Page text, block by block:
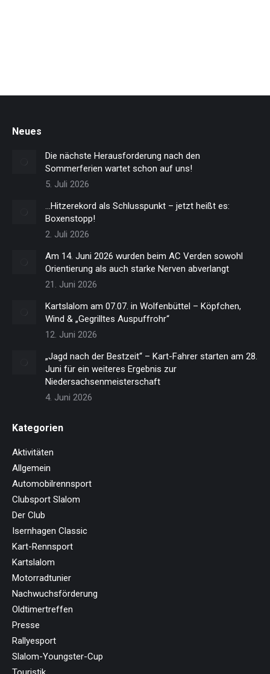
Neues
Die nächste Herausforderung nach den
Sommerferien wartet schon auf uns!
5. Juli 2026
…Hitzerekord als Schlusspunkt – jetzt heißt es:
Boxenstopp!
2. Juli 2026
Am 14. Juni 2026 wurden beim AC Verden sowohl
Orientierung als auch starke Nerven abverlangt
21. Juni 2026
Kartslalom am 07.07. in Wolfenbüttel – Köpfchen,
Wind & „Gegrilltes Auspuffrohr“
12. Juni 2026
„Jagd nach der Bestzeit“ – Kart-Fahrer starten am 28.
Juni für ein weiteres Ergebnis zur
Niedersachsenmeisterschaft
4. Juni 2026
Kategorien
Aktivitäten
Allgemein
Automobilrennsport
Clubsport Slalom
Der Club
Isernhagen Classic
Kart-Rennsport
Kartslalom
Motorradtunier
Nachwuchsförderung
Oldtimertreffen
Presse
Rallyesport
Slalom-Youngster-Cup